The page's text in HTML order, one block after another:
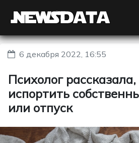
6 декабря 2022, 16:55
Психолог
испортить
или отпуск